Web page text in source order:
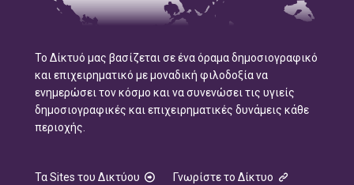
Το Δίκτυό μας βασίζεται σε ένα όραμα δημοσιογραφικό
και επιχειρηματικό με μοναδική φιλοδοξία να
ενημερώσει τον κόσμο και να συνενώσει τις υγιείς
δημοσιογραφικές και επιχειρηματικές δυνάμεις κάθε
περιοχής.
Τα Sites του Δικτύου Γνωρίστε το Δίκτυο